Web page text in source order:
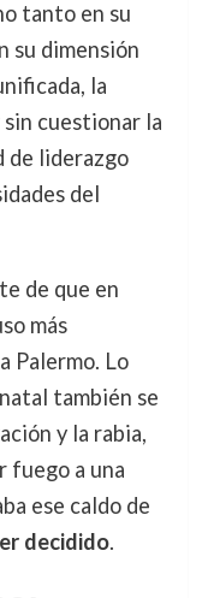
tanto en su
su dimensión
la
cuestionar la
de liderazgo
del
de que en
más
Palermo. Lo
también se
y la rabia,
fuego a una
ese caldo de
decidido.